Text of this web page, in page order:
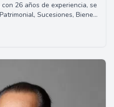
26 años de experiencia, se
Sucesiones, Bienes
legales especializados